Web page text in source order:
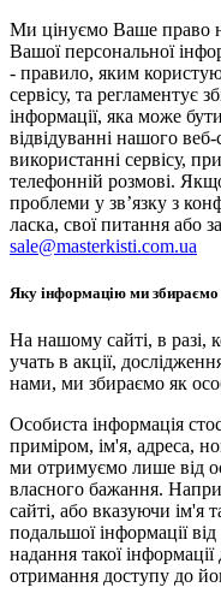
Ми цінуємо Ваше право
Вашої персональної
- правило, яким
сервісу, та регламентує
інформації, яка може
відвідуванні нашого
використанні сервісу,
телефонній розмові.
проблеми у зв’язку з
ласка, свої питання або
sale@masterkisti.com.ua
Яку інформацію ми збираємо
На нашому сайті, в разі,
учать в акції,
нами, ми збираємо як
Особиста інформація
приміром, ім'я, адреса,
ми отримуємо лише від
власного бажання.
сайті, або вказуючи ім'я
подальшої інформації
надання такої
отримання доступу до